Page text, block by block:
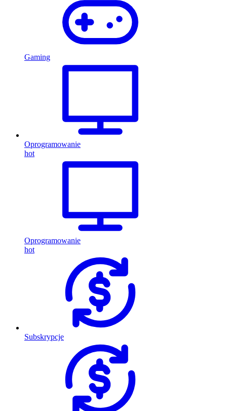
Gaming
Oprogramowanie
hot
Oprogramowanie
hot
Subskrypcje